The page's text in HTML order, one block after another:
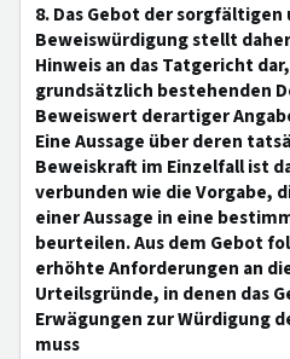
8. Das Gebot der
Beweiswürdigung stellt
Hinweis an das Tatgericht
grundsätzlich bestehenden
Beweiswert derartiger
Eine Aussage über deren
Beweiskraft im Einzelfall ist
verbunden wie die Vorgabe,
einer Aussage in eine
beurteilen. Aus dem Gebot
erhöhte Anforderungen an
Urteilsgründe, in denen das
Erwägungen zur Würdigung
muss